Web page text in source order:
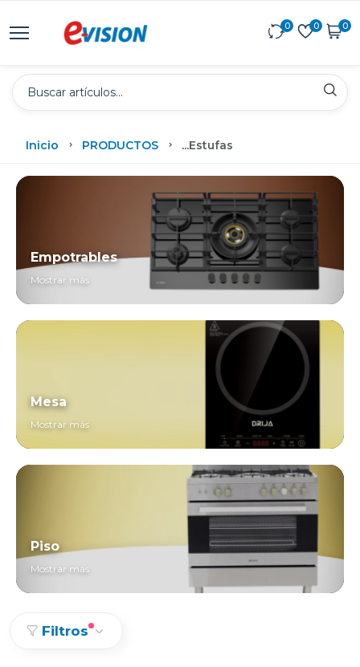
0 0 0
Inicio PRODUCTOS ...Estufas
Empotrables
Mostrar más
Mesa
Mostrar más
Piso
Mostrar más
Filtros